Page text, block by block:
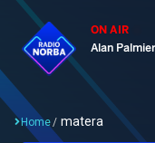
ON AIR
Home/ matera